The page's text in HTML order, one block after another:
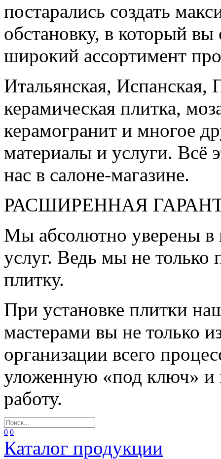
постарались создать
обстановку, в который
широкий ассортимент
Итальянская, Испанская,
керамическая плитка,
керамогранит и многое
материалы и услуги. Всё
нас в салоне-магазине.
РАСШИРЕННАЯ
Мы абсолютно уверены в
услуг. Ведь мы не
плитку.
При установке плитки
мастерами вы не только
организации всего
уложенную «под ключ» и
работу.
0 0
Каталог продукции